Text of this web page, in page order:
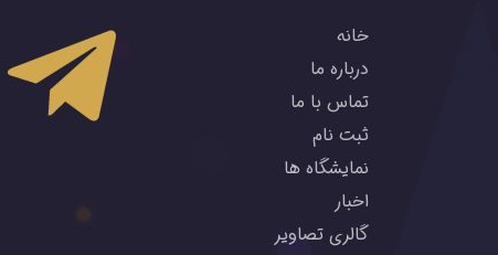
خانه
درباره ما
تماس با ما
ثبت نام
نمایشگاه ها
اخبار
گالری تصاویر